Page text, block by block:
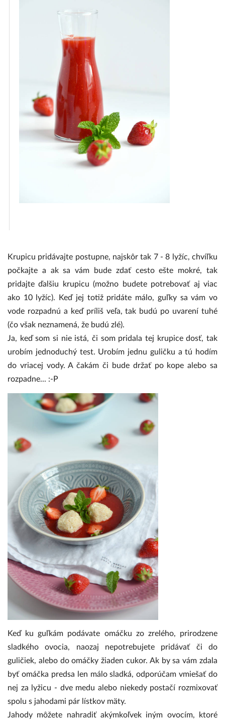
Krupicu pridávajte postupne, najskôr tak 7 - 8 lyžíc, chvíľku
počkajte a ak sa vám bude zdať cesto ešte mokré, tak
pridajte ďalšiu krupicu (možno budete potrebovať aj viac
ako 10 lyžíc). Keď jej totiž pridáte málo, guľky sa vám vo
vode rozpadnú a keď príliš veľa, tak budú po uvarení tuhé
(čo však neznamená, že budú zlé).
Ja, keď som si nie istá, či som pridala tej krupice dosť, tak
urobím jednoduchý test. Urobím jednu guličku a tú hodím
do vriacej vody. A čakám či bude držať po kope alebo sa
rozpadne... :-P
Keď ku guľkám podávate omáčku zo zrelého, prirodzene
sladkého ovocia, naozaj nepotrebujete pridávať či do
guličiek, alebo do omáčky žiaden cukor. Ak by sa vám zdala
byť omáčka predsa len málo sladká, odporúčam vmiešať do
nej za lyžicu - dve medu alebo niekedy postačí rozmixovať
spolu s jahodami pár lístkov mäty.
Jahody môžete nahradiť akýmkoľvek iným ovocím, ktoré